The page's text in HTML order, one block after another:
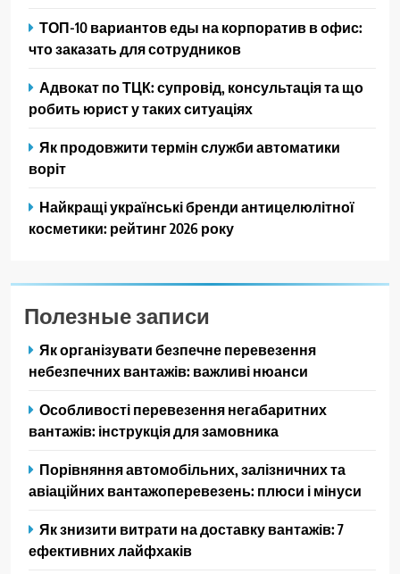
ТОП-10 вариантов еды на корпоратив в офис:
что заказать для сотрудников
Адвокат по ТЦК: супровід, консультація та що
робить юрист у таких ситуаціях
Як продовжити термін служби автоматики
воріт
Найкращі українські бренди антицелюлітної
косметики: рейтинг 2026 року
Полезные записи
Як організувати безпечне перевезення
небезпечних вантажів: важливі нюанси
Особливості перевезення негабаритних
вантажів: інструкція для замовника
Порівняння автомобільних, залізничних та
авіаційних вантажоперевезень: плюси і мінуси
Як знизити витрати на доставку вантажів: 7
ефективних лайфхаків